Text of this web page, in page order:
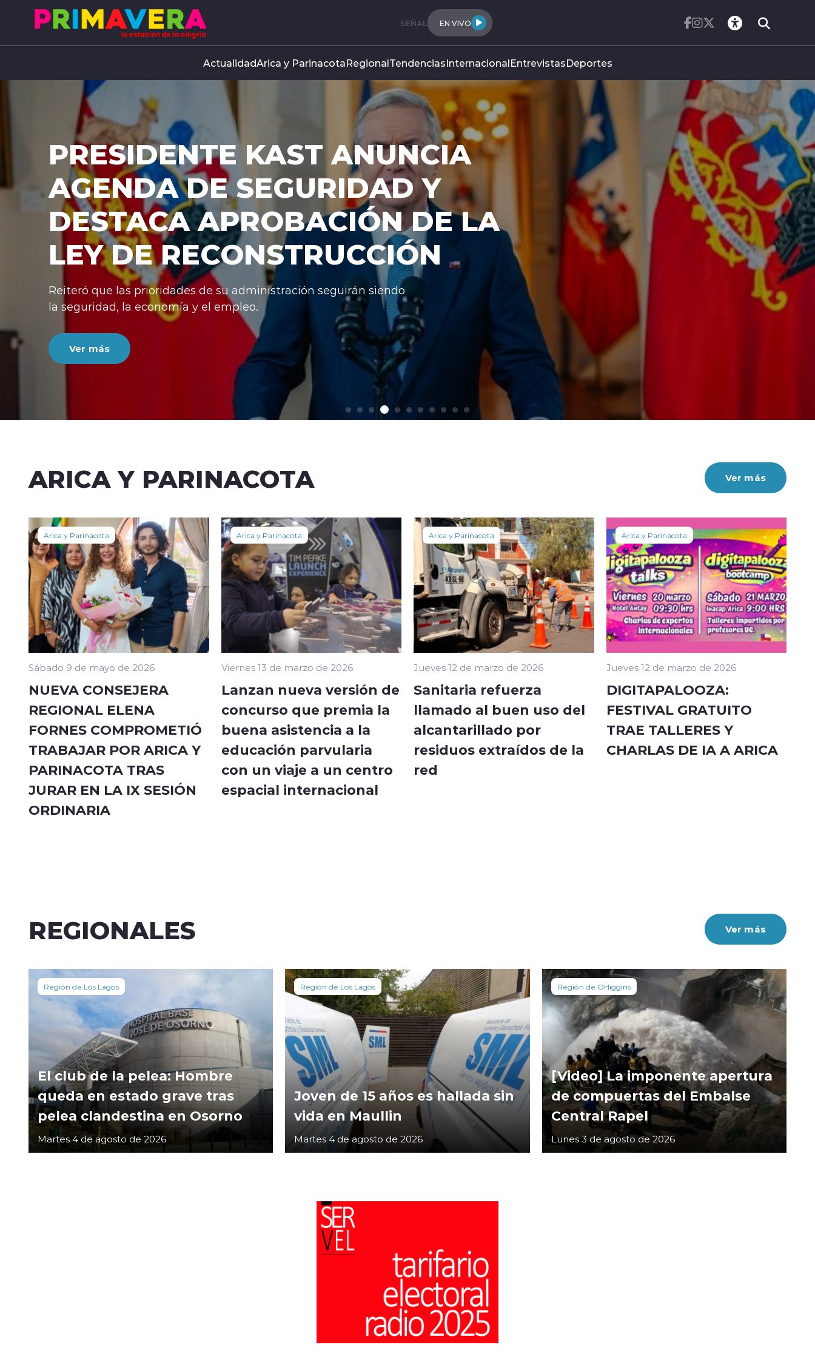
SEÑAL EN VIVO
ActualidadArica y ParinacotaRegionalTendenciasInternacionalEntrevistasDeportes
A LEY: SENADO COMPLETA
DESPACHO DE PROYECTO DE
RECONSTRUCCIÓ NACIONAL
Ahora la ley deberá superar la revisión del Tribunal Constitucional
luego de recursos impuestos por la oposición, desde donde
critican la norma por desigualdad territorial.
ARICA Y PARINACOTA Ver más
Arica y Parinacota
Sábado 9 de mayo de 2026
NUEVA CONSEJERA
REGIONAL ELENA
FORNES COMPROMETIÓ
TRABAJAR POR ARICA Y
PARINACOTA TRAS
JURAR EN LA IX SESIÓN
ORDINARIA
Arica y Parinacota
Viernes 13 de marzo de 2026
Lanzan nueva versión de
concurso que premia la
buena asistencia a la
educación parvularia
con un viaje a un centro
espacial internacional
Arica y Parinacota
Jueves 12 de marzo de 2026
Sanitaria refuerza
llamado al buen uso del
alcantarillado por
residuos extraídos de la
red
Arica y Parinacota
Jueves 12 de marzo de 2026
DIGITAPALOOZA:
FESTIVAL GRATUITO
TRAE TALLERES Y
CHARLAS DE IA A ARICA
REGIONALES Ver más
Región de Los Lagos
El club de la pelea: Hombre
queda en estado grave tras
pelea clandestina en Osorno
Martes 4 de agosto de 2026
Región de Los Lagos
Joven de 15 años es hallada sin
vida en Maullin
Martes 4 de agosto de 2026
Región de OHiggins
[Video] La imponente apertura
de compuertas del Embalse
Central Rapel
Lunes 3 de agosto de 2026